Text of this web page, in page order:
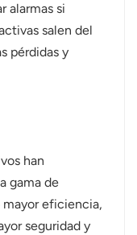
alarmas si
salen del
pérdidas y
han
gama de
eficiencia,
seguridad y